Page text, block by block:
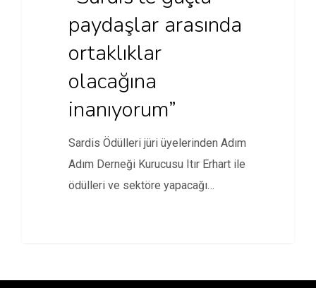
paydaşlar arasında
ortaklıklar
olacağına
inanıyorum”
Sardis Ödülleri jüri üyelerinden Adım
Adım Derneği Kurucusu Itır Erhart ile
ödülleri ve sektöre yapacağı…